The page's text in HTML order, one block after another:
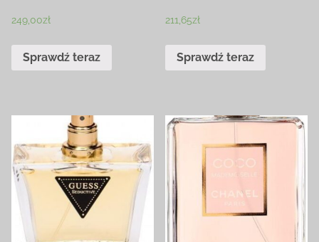
249,00zł
Sprawdź teraz
211,65zł
Sprawdź teraz